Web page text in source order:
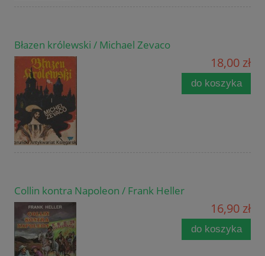
Błazen królewski / Michael Zevaco
18,00 zł
do koszyka
Collin kontra Napoleon / Frank Heller
16,90 zł
do koszyka